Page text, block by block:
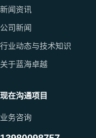
新闻资讯
公司新闻
行业动态与技术知识
关于蓝海卓越
现在沟通项目
业务咨询